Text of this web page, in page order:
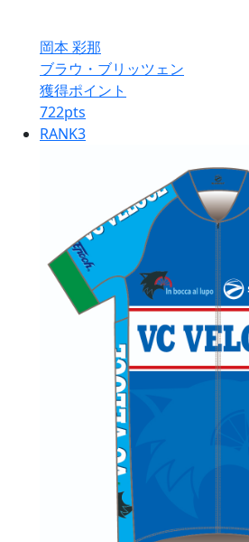
岡本 彩那
ブラウ・ブリッツェン
獲得ポイント
722pts
RANK3